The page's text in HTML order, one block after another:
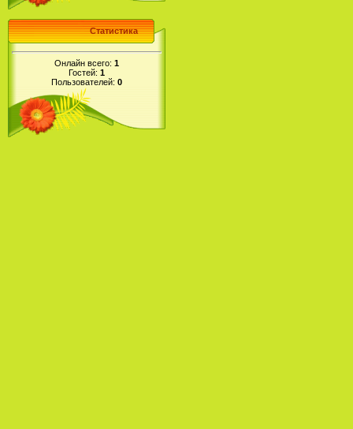
Статистика
Онлайн всего: 1
Гостей: 1
Пользователей: 0